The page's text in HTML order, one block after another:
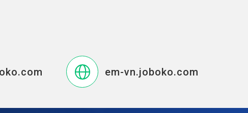
em-vn.joboko.com